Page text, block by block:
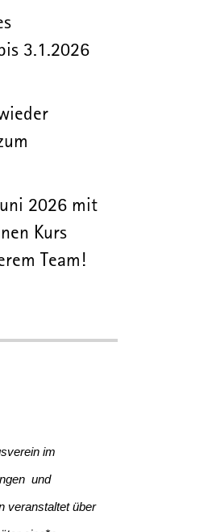
3.1.2026
2026 mit
Kurs
Team!
im
und
veranstaltet über